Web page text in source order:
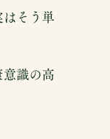
そう単
意識の高